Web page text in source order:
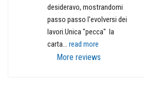
desideravo, mostrandomi
passo passo l'evolversi dei
lavori.Unica "pecca"  la
carta... read more
More reviews